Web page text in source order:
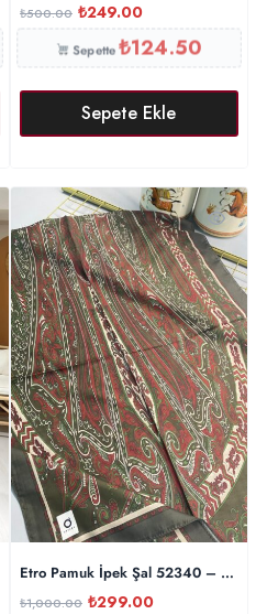
₺500.00 ₺249.00
Sepette₺124.50
Sepete Ekle
Etro Pamuk İpek Şal 52340 –
₺1,000.00 ₺299.00